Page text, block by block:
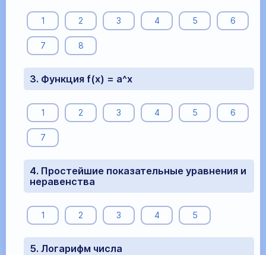
1 2 3 4 5 6
7 8
3. Функция f(x) = a^x
1 2 3 4 5 6
7
4. Простейшие показательные уравнения и
неравенства
1 2 3 4 5
5. Логарифм числа